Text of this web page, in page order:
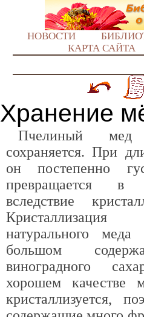
НОВОСТИ
КАРТА САЙТА
Хранение
Пчелиный
сохраняется. При
он постепенно
превращается в
вследствие
Кристаллизация
натурального меда
большом
виноградного
хорошем качестве
кристаллизуется,